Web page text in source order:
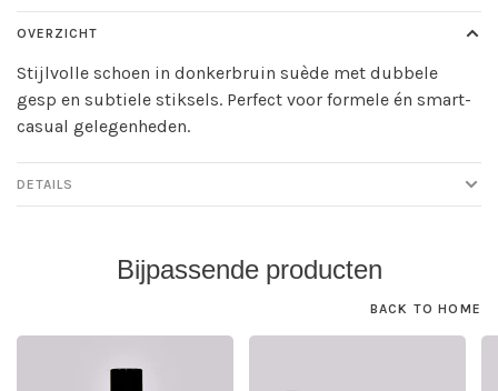
OVERZICHT
Stijlvolle schoen in donkerbruin suède met dubbele
gesp en subtiele stiksels. Perfect voor formele én smart-
casual gelegenheden.
DETAILS
Bijpassende producten
BACK TO HOME